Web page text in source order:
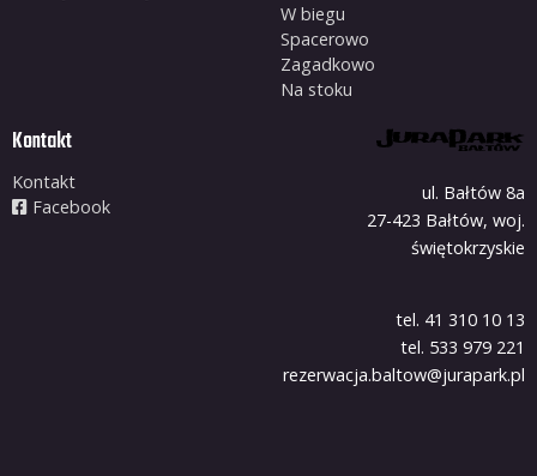
W biegu
Spacerowo
Zagadkowo
Na stoku
Kontakt
Kontakt
Facebook
ul. Bałtów 8a
27-423 Bałtów, woj.
świętokrzyskie
tel. 41 310 10 13
tel. 533 979 221
rezerwacja.baltow@jurapark.pl